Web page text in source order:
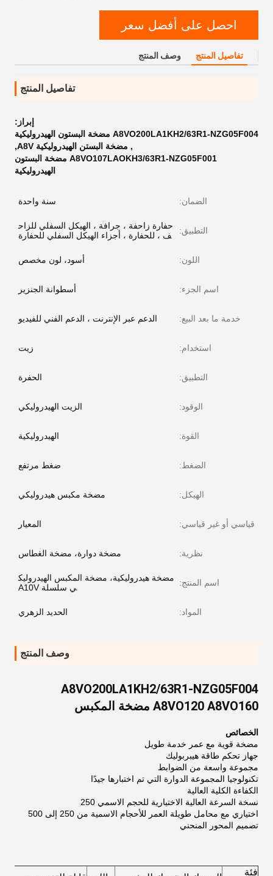
احصل على أفضل سعر
تفاصيل المنتج وصف المنتج
تفاصيل المنتج
إبراز:
A8VO200LA1KH2/63R1-NZG05F004 مضخة البستون الهيدروليكية
, مضخة البستن الهيدروليكية A8V
,
A8VO107LAOKH3/63R1-NZG05F001 مضخة البستون
الهيدروليكية
الضمان: سنة واحدة
التطبيق:
حفارة زاحفة ، جرافة ، الهيكل السفلي للزاح
ف ، للحفارة ، أجزاء الهيكل السفلي للحفارة
اللون: أسود، لون مخصص
اسم الجزء: أسطوانة الجنزير
خدمة ما بعد البيع: الدعم عبر الإنترنت ، الدعم الفني للفيديو
استخدام: زيت
التطبيق: الحفرة
الوقود: الزيت الهيدروليكي
القوة: الهيدروليكية
الضغط: ضغط مرتفع
الهيكل: مضخة مكبس هيدروليكي
قياسي أو غير قياسي: المعيار
نظرية: مضخة دوارة، مضخة الغطاس
اسم المنتج:
مضخة هيدروليكية، مضخة المكبس الهيدروليك
ي سلسلة A10V
المواد: الحديد الزهري
وصف المنتج
A8VO200LA1KH2/63R1-NZG05F004
A8VO120 A8VO160 مضخة المكبس
الخصائص
مضخة قوية مع عمر خدمة طويل
جهاز تحكم طاقة هيبربوليك
مجموعة واسعة من الضوابط
تكنولوجيا المجموعة الدوارة التي تم اختبارها جيدًا
الكفاءة الكلية العالية
نسخة السرعة العالية الاختيارية للحجم الاسمي 250
اختياري مع محامل طويلة العمر للأحجام الاسمية من 250 إلى 500
تصميم المحور المنحني
فئة